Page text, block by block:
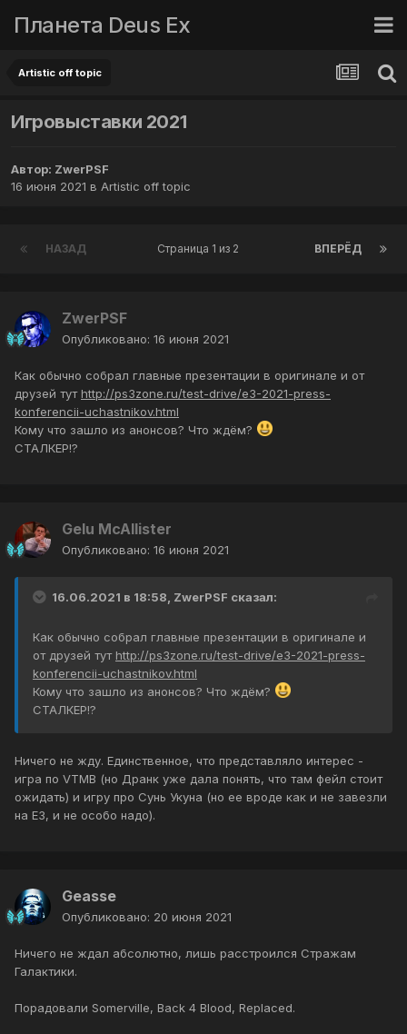
Планета Deus Ex
Artistic off topic
Игровыставки 2021
Автор: ZwerPSF
16 июня 2021 в Artistic off topic
НАЗАД ВПЕРЁД
Страница 1 из 2
ZwerPSF
Опубликовано: 16 июня 2021
Как обычно собрал главные презентации в оригинале и от
друзей тут http://ps3zone.ru/test-drive/e3-2021-press-
konferencii-uchastnikov.html
Кому что зашло из анонсов? Что ждём?
СТАЛКЕР!?
Gelu McAllister
Опубликовано: 16 июня 2021
16.06.2021 в 18:58, ZwerPSF сказал:
Как обычно собрал главные презентации в оригинале и
от друзей тут http://ps3zone.ru/test-drive/e3-2021-press-
konferencii-uchastnikov.html
Кому что зашло из анонсов? Что ждём?
СТАЛКЕР!?
Ничего не жду. Единственное, что представляло интерес -
игра по VTMB (но Дранк уже дала понять, что там фейл стоит
ожидать) и игру про Сунь Укуна (но ее вроде как и не завезли
на Е3, и не особо надо).
Geasse
Опубликовано: 20 июня 2021
Ничего не ждал абсолютно, лишь расстроился Стражам
Галактики.
Порадовали Somerville, Back 4 Blood, Replaced.